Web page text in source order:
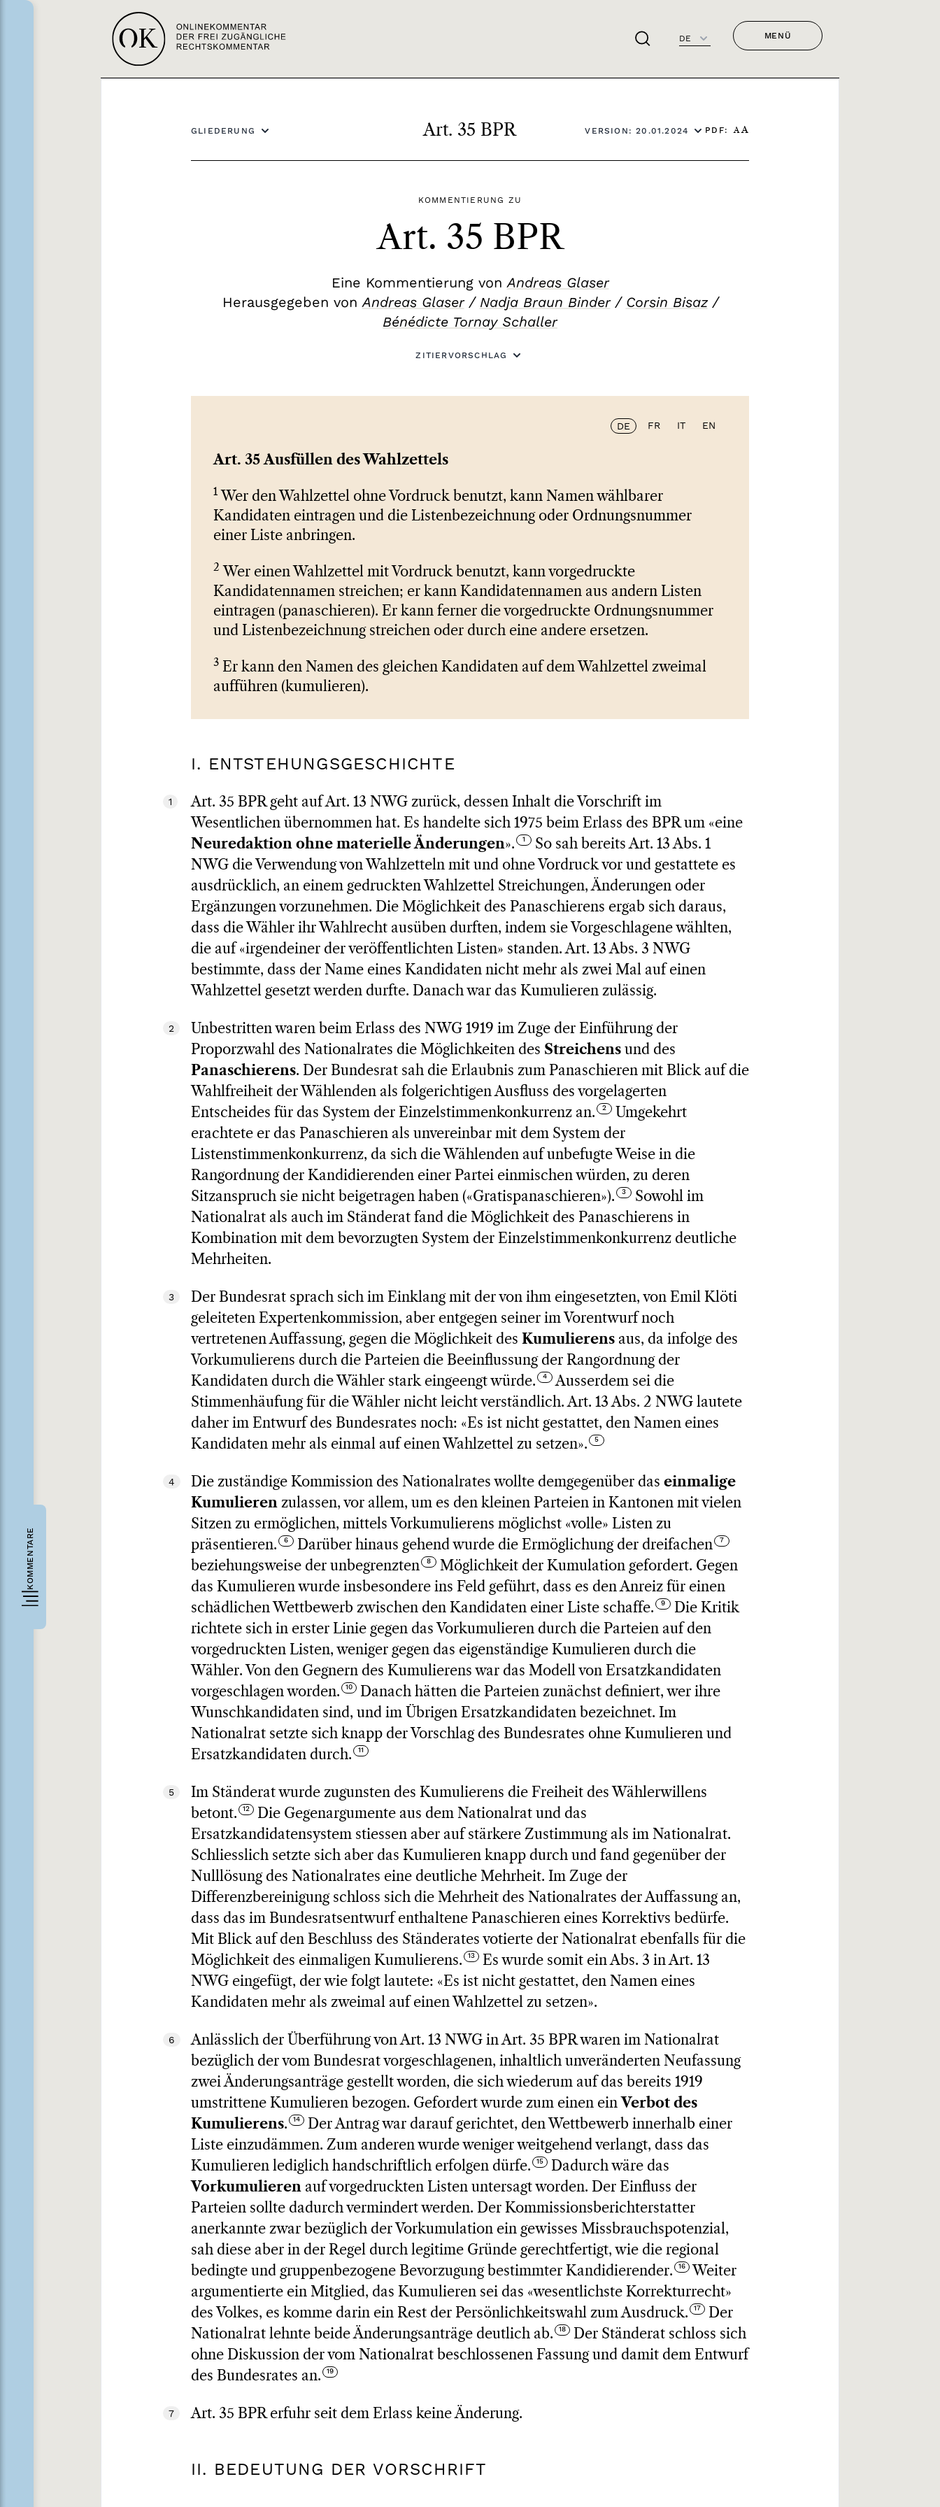
DE MENÜ
KOMMENTARE
GLIEDERUNG Art. 35 BPR VERSION: 20.01.2024 PDF: A A
KOMMENTIERUNG ZU
Art. 35 BPR
Eine Kommentierung von Andreas Glaser
Herausgegeben von Andreas Glaser/ Nadja Braun Binder/ Corsin Bisaz/
Bénédicte Tornay Schaller
ZITIERVORSCHLAG
DE FR IT EN
Art. 35 Ausfüllen des Wahlzettels
1 Wer den Wahlzettel ohne Vordruck benutzt, kann Namen wählbarer
Kandidaten eintragen und die Listenbezeichnung oder Ordnungsnummer
einer Liste anbringen.
2 Wer einen Wahlzettel mit Vordruck benutzt, kann vorgedruckte
Kandidatennamen streichen; er kann Kandidatennamen aus andern Listen
eintragen (panaschieren). Er kann ferner die vorgedruckte Ordnungsnummer
und Listenbezeichnung streichen oder durch eine andere ersetzen.
3 Er kann den Namen des gleichen Kandidaten auf dem Wahlzettel zweimal
aufführen (kumulieren).
I. ENTSTEHUNGSGESCHICHTE
1
Art. 35 BPR geht auf Art. 13 NWG zurück, dessen Inhalt die Vorschrift im
Wesentlichen übernommen hat. Es handelte sich 1975 beim Erlass des BPR um «eine
Neuredaktion ohne materielle Änderungen».
So sah bereits Art. 13 Abs. 1
NWG die Verwendung von Wahlzetteln mit und ohne Vordruck vor und gestattete es
ausdrücklich, an einem gedruckten Wahlzettel Streichungen, Änderungen oder
Ergänzungen vorzunehmen. Die Möglichkeit des Panaschierens ergab sich daraus,
dass die Wähler ihr Wahlrecht ausüben durften, indem sie Vorgeschlagene wählten,
die auf «irgendeiner der veröffentlichten Listen» standen. Art. 13 Abs. 3 NWG
bestimmte, dass der Name eines Kandidaten nicht mehr als zwei Mal auf einen
Wahlzettel gesetzt werden durfte. Danach war das Kumulieren zulässig.
2
Unbestritten waren beim Erlass des NWG 1919 im Zuge der Einführung der
Proporzwahl des Nationalrates die Möglichkeiten des Streichens und des
Panaschierens. Der Bundesrat sah die Erlaubnis zum Panaschieren mit Blick auf die
Wahlfreiheit der Wählenden als folgerichtigen Ausfluss des vorgelagerten
Entscheides für das System der Einzelstimmenkonkurrenz an.
Umgekehrt
erachtete er das Panaschieren als unvereinbar mit dem System der
Listenstimmenkonkurrenz, da sich die Wählenden auf unbefugte Weise in die
Rangordnung der Kandidierenden einer Partei einmischen würden, zu deren
Sitzanspruch sie nicht beigetragen haben («Gratispanaschieren»).
Sowohl im
Nationalrat als auch im Ständerat fand die Möglichkeit des Panaschierens in
Kombination mit dem bevorzugten System der Einzelstimmenkonkurrenz deutliche
Mehrheiten.
3
Der Bundesrat sprach sich im Einklang mit der von ihm eingesetzten, von Emil Klöti
geleiteten Expertenkommission, aber entgegen seiner im Vorentwurf noch
vertretenen Auffassung, gegen die Möglichkeit des Kumulierens aus, da infolge des
Vorkumulierens durch die Parteien die Beeinflussung der Rangordnung der
Kandidaten durch die Wähler stark eingeengt würde.
Ausserdem sei die
Stimmenhäufung für die Wähler nicht leicht verständlich. Art. 13 Abs. 2 NWG lautete
daher im Entwurf des Bundesrates noch: «Es ist nicht gestattet, den Namen eines
Kandidaten mehr als einmal auf einen Wahlzettel zu setzen».
4 Die zuständige Kommission des Nationalrates wollte demgegenüber das einmalige
Kumulieren zulassen, vor allem, um es den kleinen Parteien in Kantonen mit vielen
Sitzen zu ermöglichen, mittels Vorkumulierens möglichst «volle» Listen zu
präsentieren.
Darüber hinaus gehend wurde die Ermöglichung der dreifachen
beziehungsweise der unbegrenzten
Möglichkeit der Kumulation gefordert. Gegen
das Kumulieren wurde insbesondere ins Feld geführt, dass es den Anreiz für einen
schädlichen Wettbewerb zwischen den Kandidaten einer Liste schaffe.
Die Kritik
richtete sich in erster Linie gegen das Vorkumulieren durch die Parteien auf den
vorgedruckten Listen, weniger gegen das eigenständige Kumulieren durch die
Wähler. Von den Gegnern des Kumulierens war das Modell von Ersatzkandidaten
vorgeschlagen worden.
Danach hätten die Parteien zunächst definiert, wer ihre
Wunschkandidaten sind, und im Übrigen Ersatzkandidaten bezeichnet. Im
Nationalrat setzte sich knapp der Vorschlag des Bundesrates ohne Kumulieren und
Ersatzkandidaten durch.
5
Im Ständerat wurde zugunsten des Kumulierens die Freiheit des Wählerwillens
betont.
Die Gegenargumente aus dem Nationalrat und das
Ersatzkandidatensystem stiessen aber auf stärkere Zustimmung als im Nationalrat.
Schliesslich setzte sich aber das Kumulieren knapp durch und fand gegenüber der
Nulllösung des Nationalrates eine deutliche Mehrheit. Im Zuge der
Differenzbereinigung schloss sich die Mehrheit des Nationalrates der Auffassung an,
dass das im Bundesratsentwurf enthaltene Panaschieren eines Korrektivs bedürfe.
Mit Blick auf den Beschluss des Ständerates votierte der Nationalrat ebenfalls für die
Möglichkeit des einmaligen Kumulierens.
Es wurde somit ein Abs. 3 in Art. 13
NWG eingefügt, der wie folgt lautete: «Es ist nicht gestattet, den Namen eines
Kandidaten mehr als zweimal auf einen Wahlzettel zu setzen».
6
Anlässlich der Überführung von Art. 13 NWG in Art. 35 BPR waren im Nationalrat
bezüglich der vom Bundesrat vorgeschlagenen, inhaltlich unveränderten Neufassung
zwei Änderungsanträge gestellt worden, die sich wiederum auf das bereits 1919
umstrittene Kumulieren bezogen. Gefordert wurde zum einen ein Verbot des
Kumulierens.
Der Antrag war darauf gerichtet, den Wettbewerb innerhalb einer
Liste einzudämmen. Zum anderen wurde weniger weitgehend verlangt, dass das
Kumulieren lediglich handschriftlich erfolgen dürfe.
Dadurch wäre das
Vorkumulieren auf vorgedruckten Listen untersagt worden. Der Einfluss der
Parteien sollte dadurch vermindert werden. Der Kommissionsberichterstatter
anerkannte zwar bezüglich der Vorkumulation ein gewisses Missbrauchspotenzial,
sah diese aber in der Regel durch legitime Gründe gerechtfertigt, wie die regional
bedingte und gruppenbezogene Bevorzugung bestimmter Kandidierender.
Weiter
argumentierte ein Mitglied, das Kumulieren sei das «wesentlichste Korrekturrecht»
des Volkes, es komme darin ein Rest der Persönlichkeitswahl zum Ausdruck.
Der
Nationalrat lehnte beide Änderungsanträge deutlich ab.
Der Ständerat schloss sich
ohne Diskussion der vom Nationalrat beschlossenen Fassung und damit dem Entwurf
des Bundesrates an.
7 Art. 35 BPR erfuhr seit dem Erlass keine Änderung.
II. BEDEUTUNG DER VORSCHRIFT